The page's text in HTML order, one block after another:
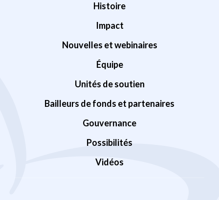
Histoire
Impact
Nouvelles et webinaires
Équipe
Unités de soutien
Bailleurs de fonds et partenaires
Gouvernance
Possibilités
Vidéos